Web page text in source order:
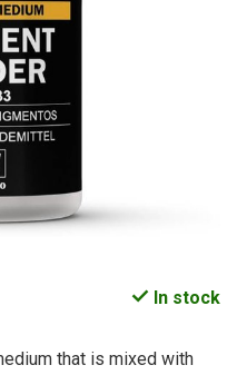
In stock
that is mixed with